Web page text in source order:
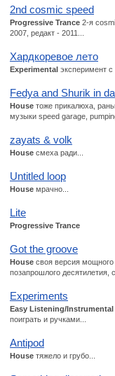
2nd cosmic speed
Progressive Trance 2-я
2007, редакт - 2011...
Хардкорeвое лето
Experimental эксперимент с
Fedya and Shurik in
House тоже прикалюха,
музыки speed garage,
zayats & volk
House смеха ради...
Untitled loop
House мрачно...
Lite
Progressive Trance
Got the groove
House своя версия мощного
позапрошлого десятилетия,
Experiments
Easy Listening/Instrumental
поиграть и ручками...
Antipod
House тяжело и грубо...